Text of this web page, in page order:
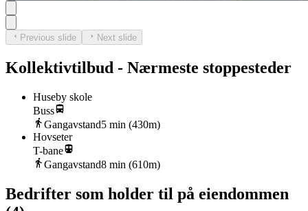
Previous slide Next slide
Kollektivtilbud - Nærmeste stoppesteder
Huseby skole
Buss
Gangavstand5 min (430m)
Hovseter
T-bane
Gangavstand8 min (610m)
Bedrifter som holder til på eiendommen